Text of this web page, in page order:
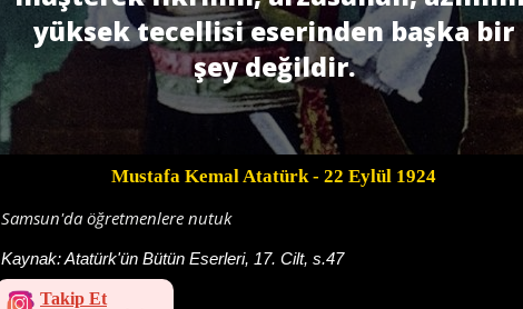
yüksek tecellisi eserinden başka bir
şey değildir.
Mustafa Kemal Atatürk - 22 Eylül 1924
Samsun'da öğretmenlere nutuk
Kaynak:Atatürk'ün Bütün Eserleri, 17. Cilt, s.47
Takip Et